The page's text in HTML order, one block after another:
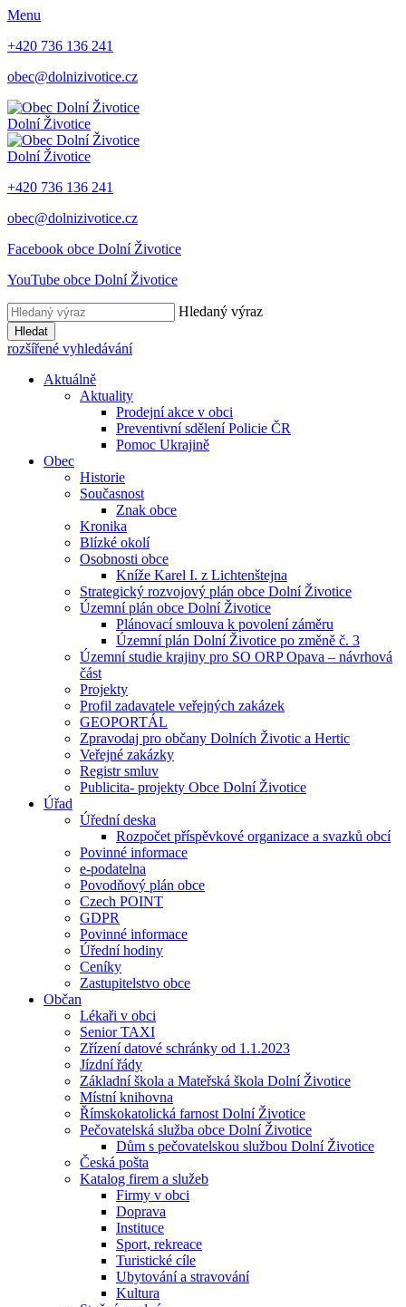
Menu
+420 736 136 241
obec@dolnizivotice.cz
Dolní Životice
Dolní Životice
+420 736 136 241
obec@dolnizivotice.cz
Facebook obce Dolní Životice
YouTube obce Dolní Životice
Hledaný výraz
Hledat
rozšířené vyhledávání
Aktuálně
Aktuality
Prodejní akce v obci
Preventivní sdělení Policie ČR
Pomoc Ukrajině
Obec
Historie
Současnost
Znak obce
Kronika
Blízké okolí
Osobnosti obce
Kníže Karel I. z Lichtenštejna
Strategický rozvojový plán obce Dolní Životice
Územní plán obce Dolní Životice
Plánovací smlouva k povolení záměru
Územní plán Dolní Životice po změně č. 3
Územní studie krajiny pro SO ORP Opava – návrhová
část
Projekty
Profil zadavatele veřejných zakázek
GEOPORTÁL
Zpravodaj pro občany Dolních Životic a Hertic
Veřejné zakázky
Registr smluv
Publicita- projekty Obce Dolní Životice
Úřad
Úřední deska
Rozpočet příspěvkové organizace a svazků obcí
Povinné informace
e-podatelna
Povodňový plán obce
Czech POINT
GDPR
Povinné informace
Úřední hodiny
Ceníky
Zastupitelstvo obce
Občan
Lékaři v obci
Senior TAXI
Zřízení datové schránky od 1.1.2023
Jízdní řády
Základní škola a Mateřská škola Dolní Životice
Místní knihovna
Římskokatolická farnost Dolní Životice
Pečovatelská služba obce Dolní Životice
Dům s pečovatelskou službou Dolní Životice
Česká pošta
Katalog firem a služeb
Firmy v obci
Doprava
Instituce
Sport, rekreace
Turistické cíle
Ubytování a stravování
Kultura